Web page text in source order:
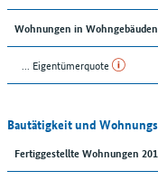
Wohnungen in
... Eigentümerquote
Bautätigkeit und
Fertiggestellte Wohnungen